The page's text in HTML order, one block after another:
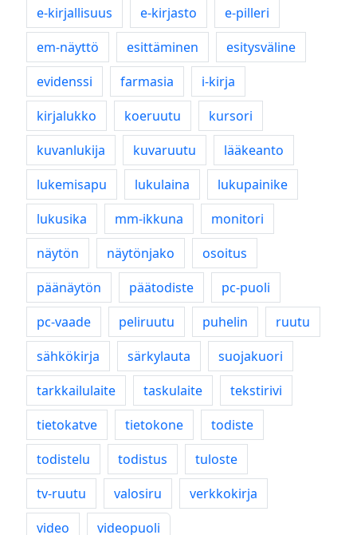
e-kirjallisuus
e-kirjasto
e-pilleri
em-näyttö
esittäminen
esitysväline
evidenssi
farmasia
i-kirja
kirjalukko
koeruutu
kursori
kuvanlukija
kuvaruutu
lääkeanto
lukemisapu
lukulaina
lukupainike
lukusika
mm-ikkuna
monitori
näytön
näytönjako
osoitus
päänäytön
päätodiste
pc-puoli
pc-vaade
peliruutu puhelin
ruutu
sähkökirja
särkylauta
suojakuori
tarkkailulaite
taskulaite
tekstirivi
tietokatve
tietokone
todiste
todistelu
todistus
tuloste
tv-ruutu
valosiru
verkkokirja
video
videopuoli